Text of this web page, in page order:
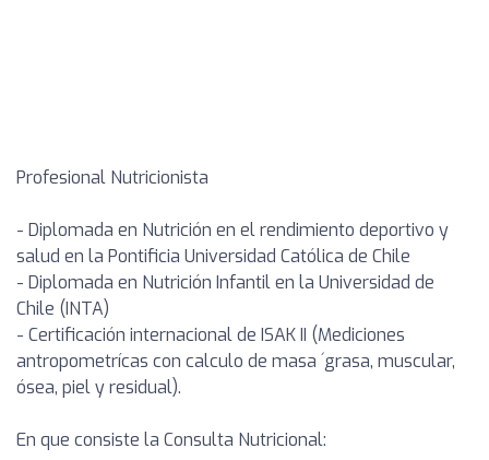
Profesional Nutricionista
- Diplomada en Nutrición en el rendimiento deportivo y
salud en la Pontificia Universidad Católica de Chile
- Diplomada en Nutrición Infantil en la Universidad de
Chile (INTA)
- Certificación internacional de ISAK II (Mediciones
antropometrícas con calculo de masa ´grasa, muscular,
ósea, piel y residual).
En que consiste la Consulta Nutricional: